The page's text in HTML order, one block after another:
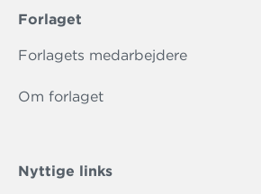
Forlaget
Forlagets medarbejdere
Om forlaget
Nyttige links